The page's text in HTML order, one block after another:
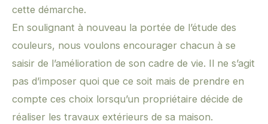
cette démarche.
En soulignant à nouveau la portée de l’étude des
couleurs, nous voulons encourager chacun à se
saisir de l’amélioration de son cadre de vie. Il ne s’agit
pas d’imposer quoi que ce soit mais de prendre en
compte ces choix lorsqu’un propriétaire décide de
réaliser les travaux extérieurs de sa maison.